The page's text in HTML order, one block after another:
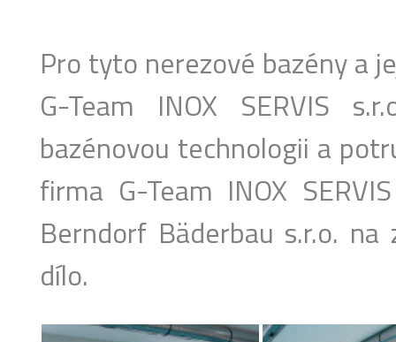
Pro tyto nerezové bazény a
G-Team INOX SERVIS
bazénovou technologii a
firma G-Team INOX
Berndorf Bäderbau s.r.o.
dílo.